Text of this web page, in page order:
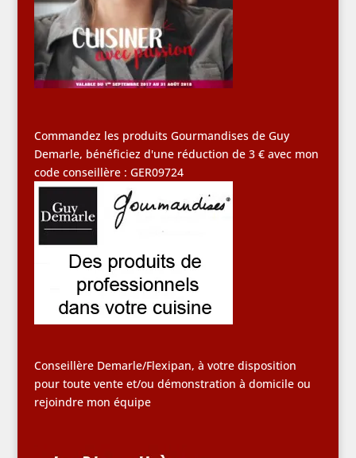
Commandez les produits Gourmandises de Guy
Demarle, bénéficiez d'une réduction de 3 € avec mon
code conseillère : GER09724
Conseillère Demarle/Flexipan, à votre disposition
pour toute vente et/ou démonstration à domicile ou
rejoindre mon équipe